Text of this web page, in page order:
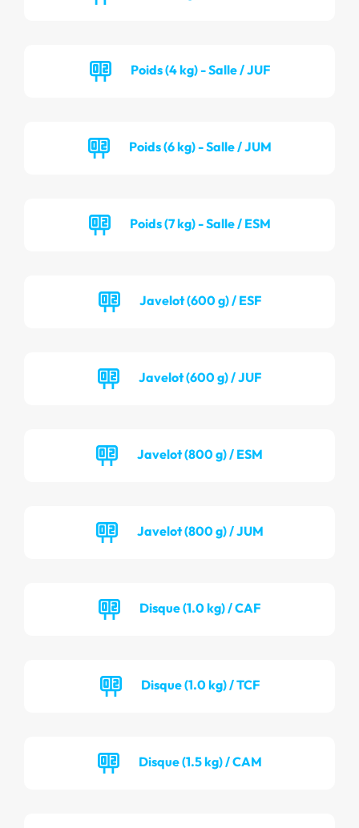
Poids (4 kg) - Salle / JUF
Poids (6 kg) - Salle / JUM
Poids (7 kg) - Salle / ESM
Javelot (600 g) / ESF
Javelot (600 g) / JUF
Javelot (800 g) / ESM
Javelot (800 g) / JUM
Disque (1.0 kg) / CAF
Disque (1.0 kg) / TCF
Disque (1.5 kg) / CAM